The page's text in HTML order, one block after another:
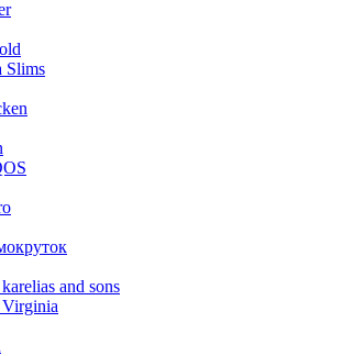
Slims
and sons